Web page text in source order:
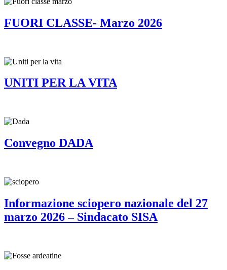
FUORI CLASSE- Marzo 2026
UNITI PER LA VITA
Convegno DADA
Informazione sciopero nazionale del 27
marzo 2026 – Sindacato SISA